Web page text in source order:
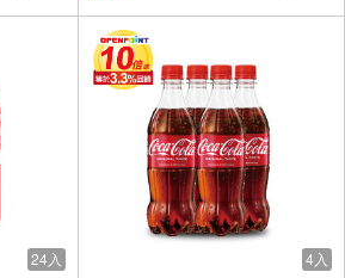
24入 4入